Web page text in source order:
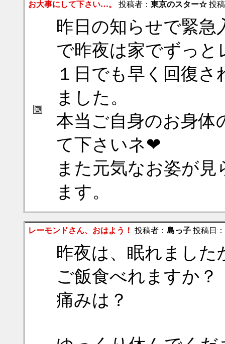
お大事にして下さい…。 投稿者： 東京のスター☆ 投
昨日の知らせで緊
で昨夜は家でずっ
１日でも早く回復
ました。
本当ご自身のお身体
て下さいネ❤
また元気なお姿が
ます。
レーモンドさん、おはよう！ 投稿者： 島っ子 投稿日
昨夜は、眠れました
ご飯食べれますか？
痛みは？